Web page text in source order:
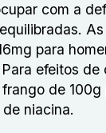
com a
para
efeitos de
de 100g
niacina.